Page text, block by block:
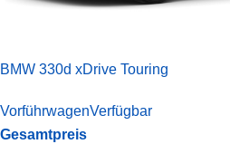
BMW 330d xDrive Touring
VorführwagenVerfügbar
Gesamtpreis